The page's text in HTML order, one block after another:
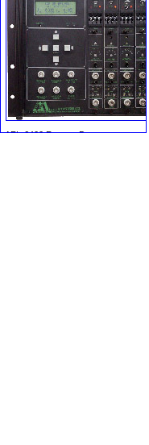
AFL-6400 Remote Data
Acquisition system